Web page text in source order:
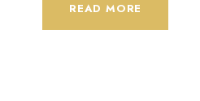
READ MORE